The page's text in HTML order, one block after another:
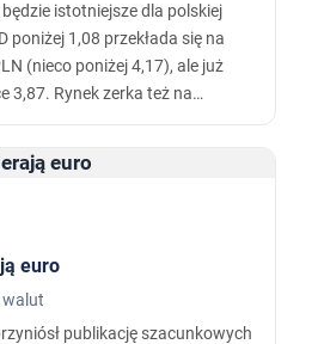
istotniejsze dla polskiej
poniżej 1,08 przekłada się na
(nieco poniżej 4,17), ale już
3,87. Rynek zerka też na
- konkretów jednak nie ma i
euro
walut
publikację szacunkowych